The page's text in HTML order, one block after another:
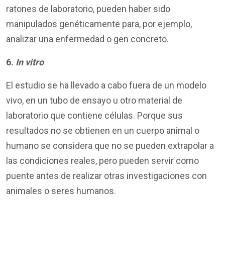
ratones de laboratorio, pueden haber sido
manipulados genéticamente para, por ejemplo,
analizar una enfermedad o gen concreto.
6. In vitro
El estudio se ha llevado a cabo fuera de un modelo
vivo, en un tubo de ensayo u otro material de
laboratorio que contiene células. Porque sus
resultados no se obtienen en un cuerpo animal o
humano se considera que no se pueden extrapolar a
las condiciones reales, pero pueden servir como
puente antes de realizar otras investigaciones con
animales o seres humanos.